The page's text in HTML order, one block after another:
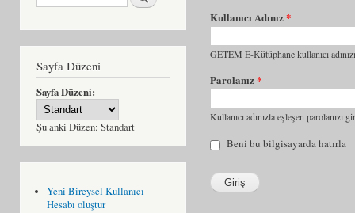
Sayfa Düzeni
Sayfa Düzeni:
Şu anki Düzen: Standart
Yeni Bireysel Kullanıcı
Hesabı oluştur
Kullanıcı Adınız*
GETEM E-Kütüphane kullanıcı
Parolanız*
Kullanıcı adınızla eşleşen parolanızı
Beni bu bilgisayarda hatırla